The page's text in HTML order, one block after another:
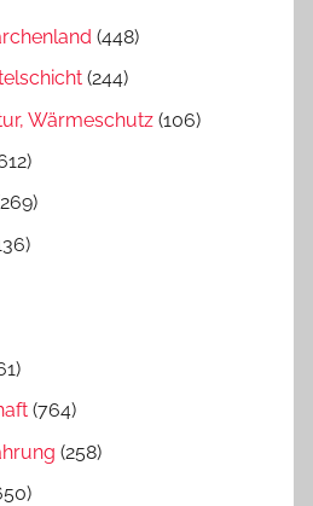
(448)
(244)
Wärmeschutz (106)
(764)
(258)